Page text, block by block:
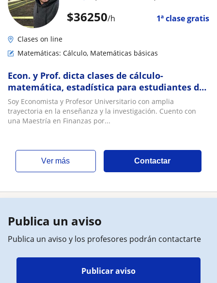
$36250/h 1ª clase gratis
Clases on line
Matemáticas: Cálculo, Matemáticas básicas
Econ. y Prof. dicta clases de cálculo-
matemática, estadística para estudiantes de
ciencias económicas y sociales
Soy Economista y Profesor Universitario con amplia
trayectoria en la enseñanza y la investigación. Cuento con
una Maestría en Finanzas por...
ver más Contactar
Publica un aviso
Publica un aviso y los profesores podrán contactarte
Publicar aviso